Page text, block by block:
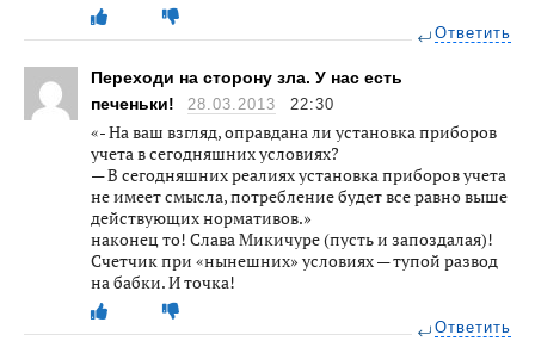
Ответить
Переходи на сторону зла. У нас есть
печеньки!
28.03.2013 22:30
«- На ваш взгляд, оправдана ли установка приборов
учета в сегодняшних условиях?
— В сегодняшних реалиях установка приборов учета
не имеет смысла, потребление будет все равно выше
действующих нормативов.»
наконец то! Слава Микичуре (пусть и запоздалая)!
Счетчик при «нынешних» условиях — тупой развод
на бабки. И точка!
Ответить